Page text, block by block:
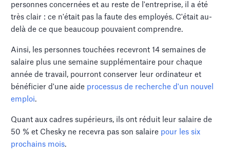
personnes concernées et au reste de l'entreprise, il a été
très clair : ce n'était pas la faute des employés. C'était au-
delà de ce que beaucoup pouvaient comprendre.
Ainsi, les personnes touchées recevront 14 semaines de
salaire plus une semaine supplémentaire pour chaque
année de travail, pourront conserver leur ordinateur et
bénéficier d'une aide processus de recherche d'un nouvel
emploi.
Quant aux cadres supérieurs, ils ont réduit leur salaire de
50 % et Chesky ne recevra pas son salaire pour les six
prochains mois.